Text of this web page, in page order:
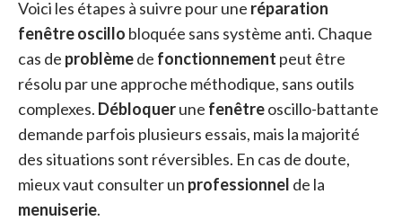
Voici les étapes à suivre pour une réparation
fenêtre oscillo bloquée sans système anti. Chaque
cas de problèmede fonctionnement peut être
résolu par une approche méthodique, sans outils
complexes. Débloquerune fenêtreoscillo-battante
demande parfois plusieurs essais, mais la majorité
des situations sont réversibles. En cas de doute,
mieux vaut consulter un professionnel de la
menuiserie.